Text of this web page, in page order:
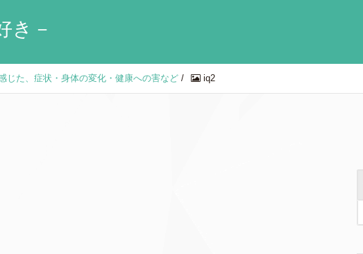
き－
じた、症状・身体の変化・健康への害など / iq2